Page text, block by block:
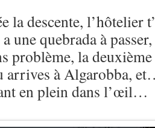
la descente, l’hôtelier
une quebrada à
problème, la
arrives à Algarobba,
en plein dans l’œil…